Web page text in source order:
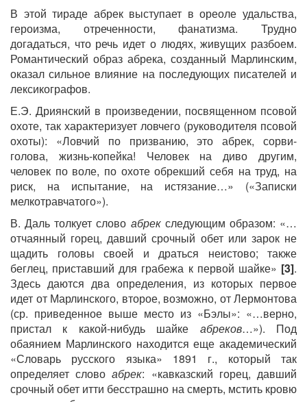
В этой тираде абрек выступает в ореоле удальства,
героизма, отреченности, фанатизма. Трудно
догадаться, что речь идет о людях, живущих разбоем.
Романтический образ абрека, созданный Марлинским,
оказал сильное влияние на последующих писателей и
лексикографов.
Е.Э. Дриянский в произведении, посвященном псовой
охоте, так характеризует ловчего (руководителя псовой
охоты): «Ловчий по призванию, это абрек, сорви-
голова, жизнь-копейка! Человек на диво другим,
человек по воле, по охоте обрекший себя на труд, на
риск, на испытание, на истязание…» («Записки
мелкотравчатого»).
В. Даль толкует слово абрекследующим образом: «…
отчаянный горец, давший срочный обет или зарок не
щадить головы своей и драться неистово; также
беглец, приставший для грабежа к первой шайке» [3].
Здесь даются два определения, из которых первое
идет от Марлинского, второе, возможно, от Лермонтова
(ср. приведенное выше место из «Бэлы»: «…верно,
пристал к какой-нибудь шайке абреков…»). Под
обаянием Марлинского находится еще академический
«Словарь русского языка» 1891 г., который так
определяет словоабрек: «кавказский горец, давший
срочный обет итти бесстрашно на смерть, мстить кровю